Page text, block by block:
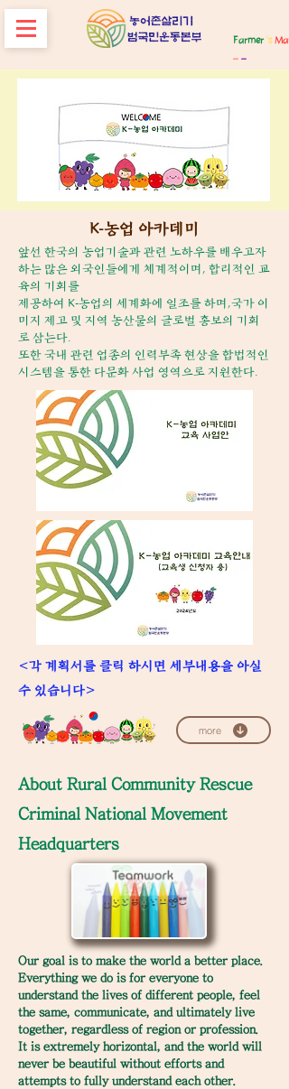
Farmer 's
K-농업 아카데미
앞선 한국의 농업기술과 관련 노하우를 배우고자
하는 많은 외국인들에게 체계적이며, 합리적인 교
육의 기회를
제공하여 K-농업의 세계화에 일조를 하며,국가 이
미지 제고 및 지역 농산물의 글로벌 홍보의 기회
로 삼는다.
​또한 국내 관련 업종의 인력부족 현상을 합법적인
시스템을 통한 다문화 사업 영역으로 지원한다.
<각 계획서를 클릭 하시면 세부내용을 아실
수 있습니다>
more
​About Rural Community Rescue
Criminal National Movement
Headquarters
Our goal is to make the world a better place.
Everything we do is for everyone to
understand the lives of different people, feel
the same, communicate, and ultimately live
together, regardless of region or profession.
It is extremely horizontal, and the world will
never be beautiful without efforts and
attempts to fully understand each other.